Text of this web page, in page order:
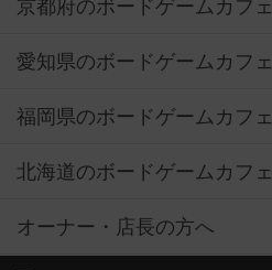
京都府のボードゲームカフェ
愛知県のボードゲームカフェ
福岡県のボードゲームカフェ
北海道のボードゲームカフェ
オーナー・店長の方へ